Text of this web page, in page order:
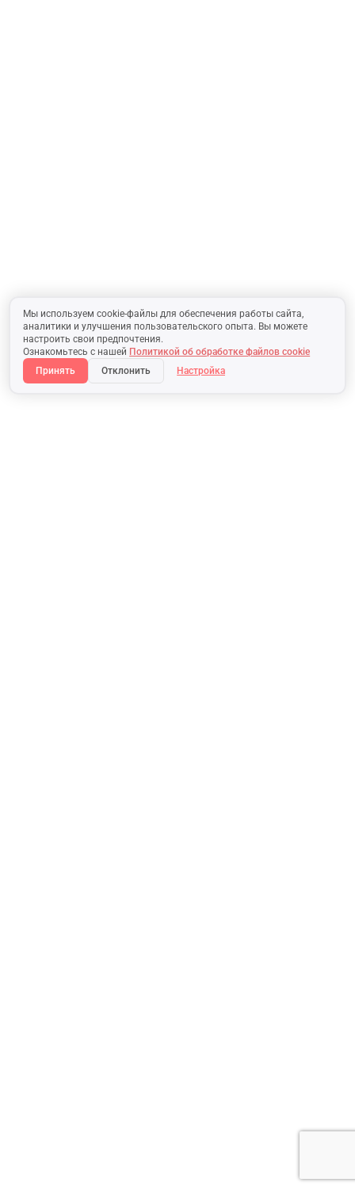
Мы используем cookie-файлы для обеспечения работы сайта,
аналитики и улучшения пользовательского опыта. Вы можете
настроить свои предпочтения.
Ознакомьтесь с нашей Политикой об обработке файлов cookie
Принять
Отклонить Настройка